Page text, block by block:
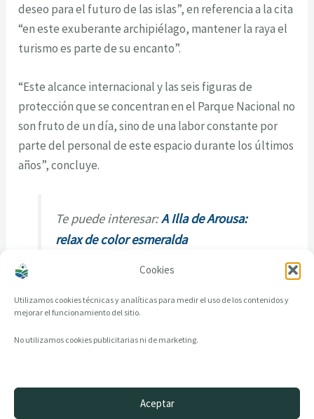
Cookies
Utilizamos cookies técnicas y analíticas para medir el uso de los contenidos y
mejorar el funcionamiento del sitio.
No utilizamos cookies publicitarias ni de marketing.
Aceptar
deseo para el futuro de las islas”, en referencia a la cita
“en este exuberante archipiélago, mantener la raya el
turismo es parte de su encanto”.
“Este alcance internacional y las seis figuras de
protección que se concentran en el Parque Nacional no
son fruto de un día, sino de una labor constante por
parte del personal de este espacio durante los últimos
años”, concluye.
Te puede interesar:A Illa de Arousa:
relax de color esmeralda